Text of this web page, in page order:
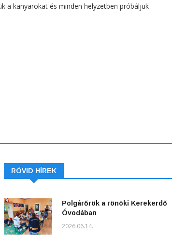
a kanyarokat és minden helyzetben próbáljuk
RÖVID HÍREK
Polgárőrök a rönöki Kerekerdő
Óvodában
2026.06.14.